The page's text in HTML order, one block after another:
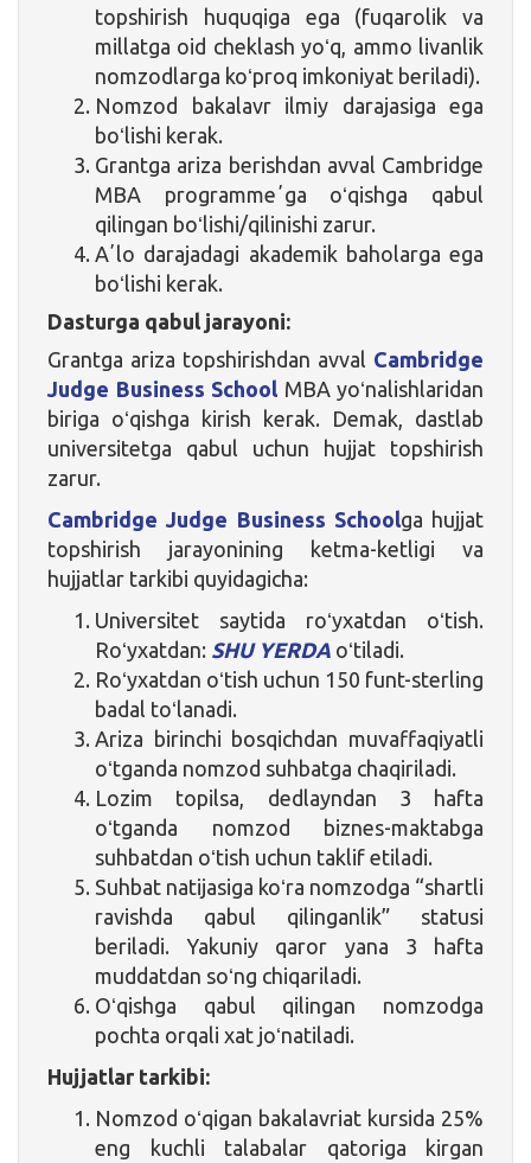
topshirish huquqiga ega (fuqarolik va
millatga oid cheklash yoʻq, ammo livanlik
nomzodlarga koʻproq imkoniyat beriladi).
Nomzod bakalavr ilmiy darajasiga ega
boʻlishi kerak.
Grantga ariza berishdan avval Cambridge
MBA programmeʼga oʻqishga qabul
qilingan boʻlishi/qilinishi zarur.
Aʼlo darajadagi akademik baholarga ega
boʻlishi kerak.
Dasturga qabul jarayoni:
Grantga ariza topshirishdan avval Cambridge
Judge Business School MBA yoʻnalishlaridan
biriga oʻqishga kirish kerak. Demak, dastlab
universitetga qabul uchun hujjat topshirish
zarur.
Cambridge Judge Business Schoolga hujjat
topshirish jarayonining ketma-ketligi va
hujjatlar tarkibi quyidagicha:
Universitet saytida roʻyxatdan oʻtish.
Roʻyxatdan: SHU YERDA oʻtiladi.
Roʻyxatdan oʻtish uchun 150 funt-sterling
badal toʻlanadi.
Ariza birinchi bosqichdan muvaffaqiyatli
oʻtganda nomzod suhbatga chaqiriladi.
Lozim topilsa, dedlayndan 3 hafta
oʻtganda nomzod biznes-maktabga
suhbatdan oʻtish uchun taklif etiladi.
Suhbat natijasiga koʻra nomzodga “shartli
ravishda qabul qilinganlik” statusi
beriladi. Yakuniy qaror yana 3 hafta
muddatdan soʻng chiqariladi.
Oʻqishga qabul qilingan nomzodga
pochta orqali xat joʻnatiladi.
Hujjatlar tarkibi:
Nomzod oʻqigan bakalavriat kursida 25%
eng kuchli talabalar qatoriga kirgan